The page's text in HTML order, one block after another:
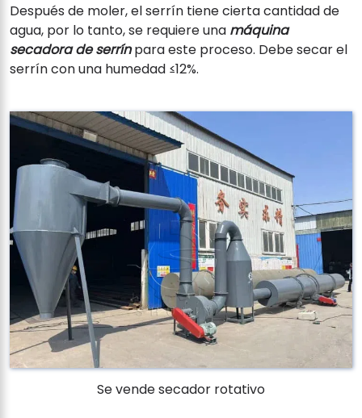
Después de moler, el serrín tiene cierta cantidad de
agua, por lo tanto, se requiere una máquina
secadora de serrínpara este proceso. Debe secar el
serrín con una humedad ≤12%.
Se vende secador rotativo